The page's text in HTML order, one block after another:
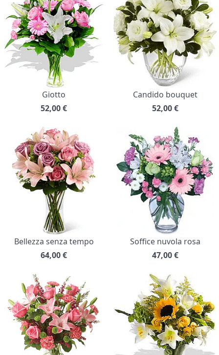
Giotto
52,00€
Candido bouquet
52,00€
Bellezza senza tempo
64,00€
Soffice nuvola rosa
47,00€